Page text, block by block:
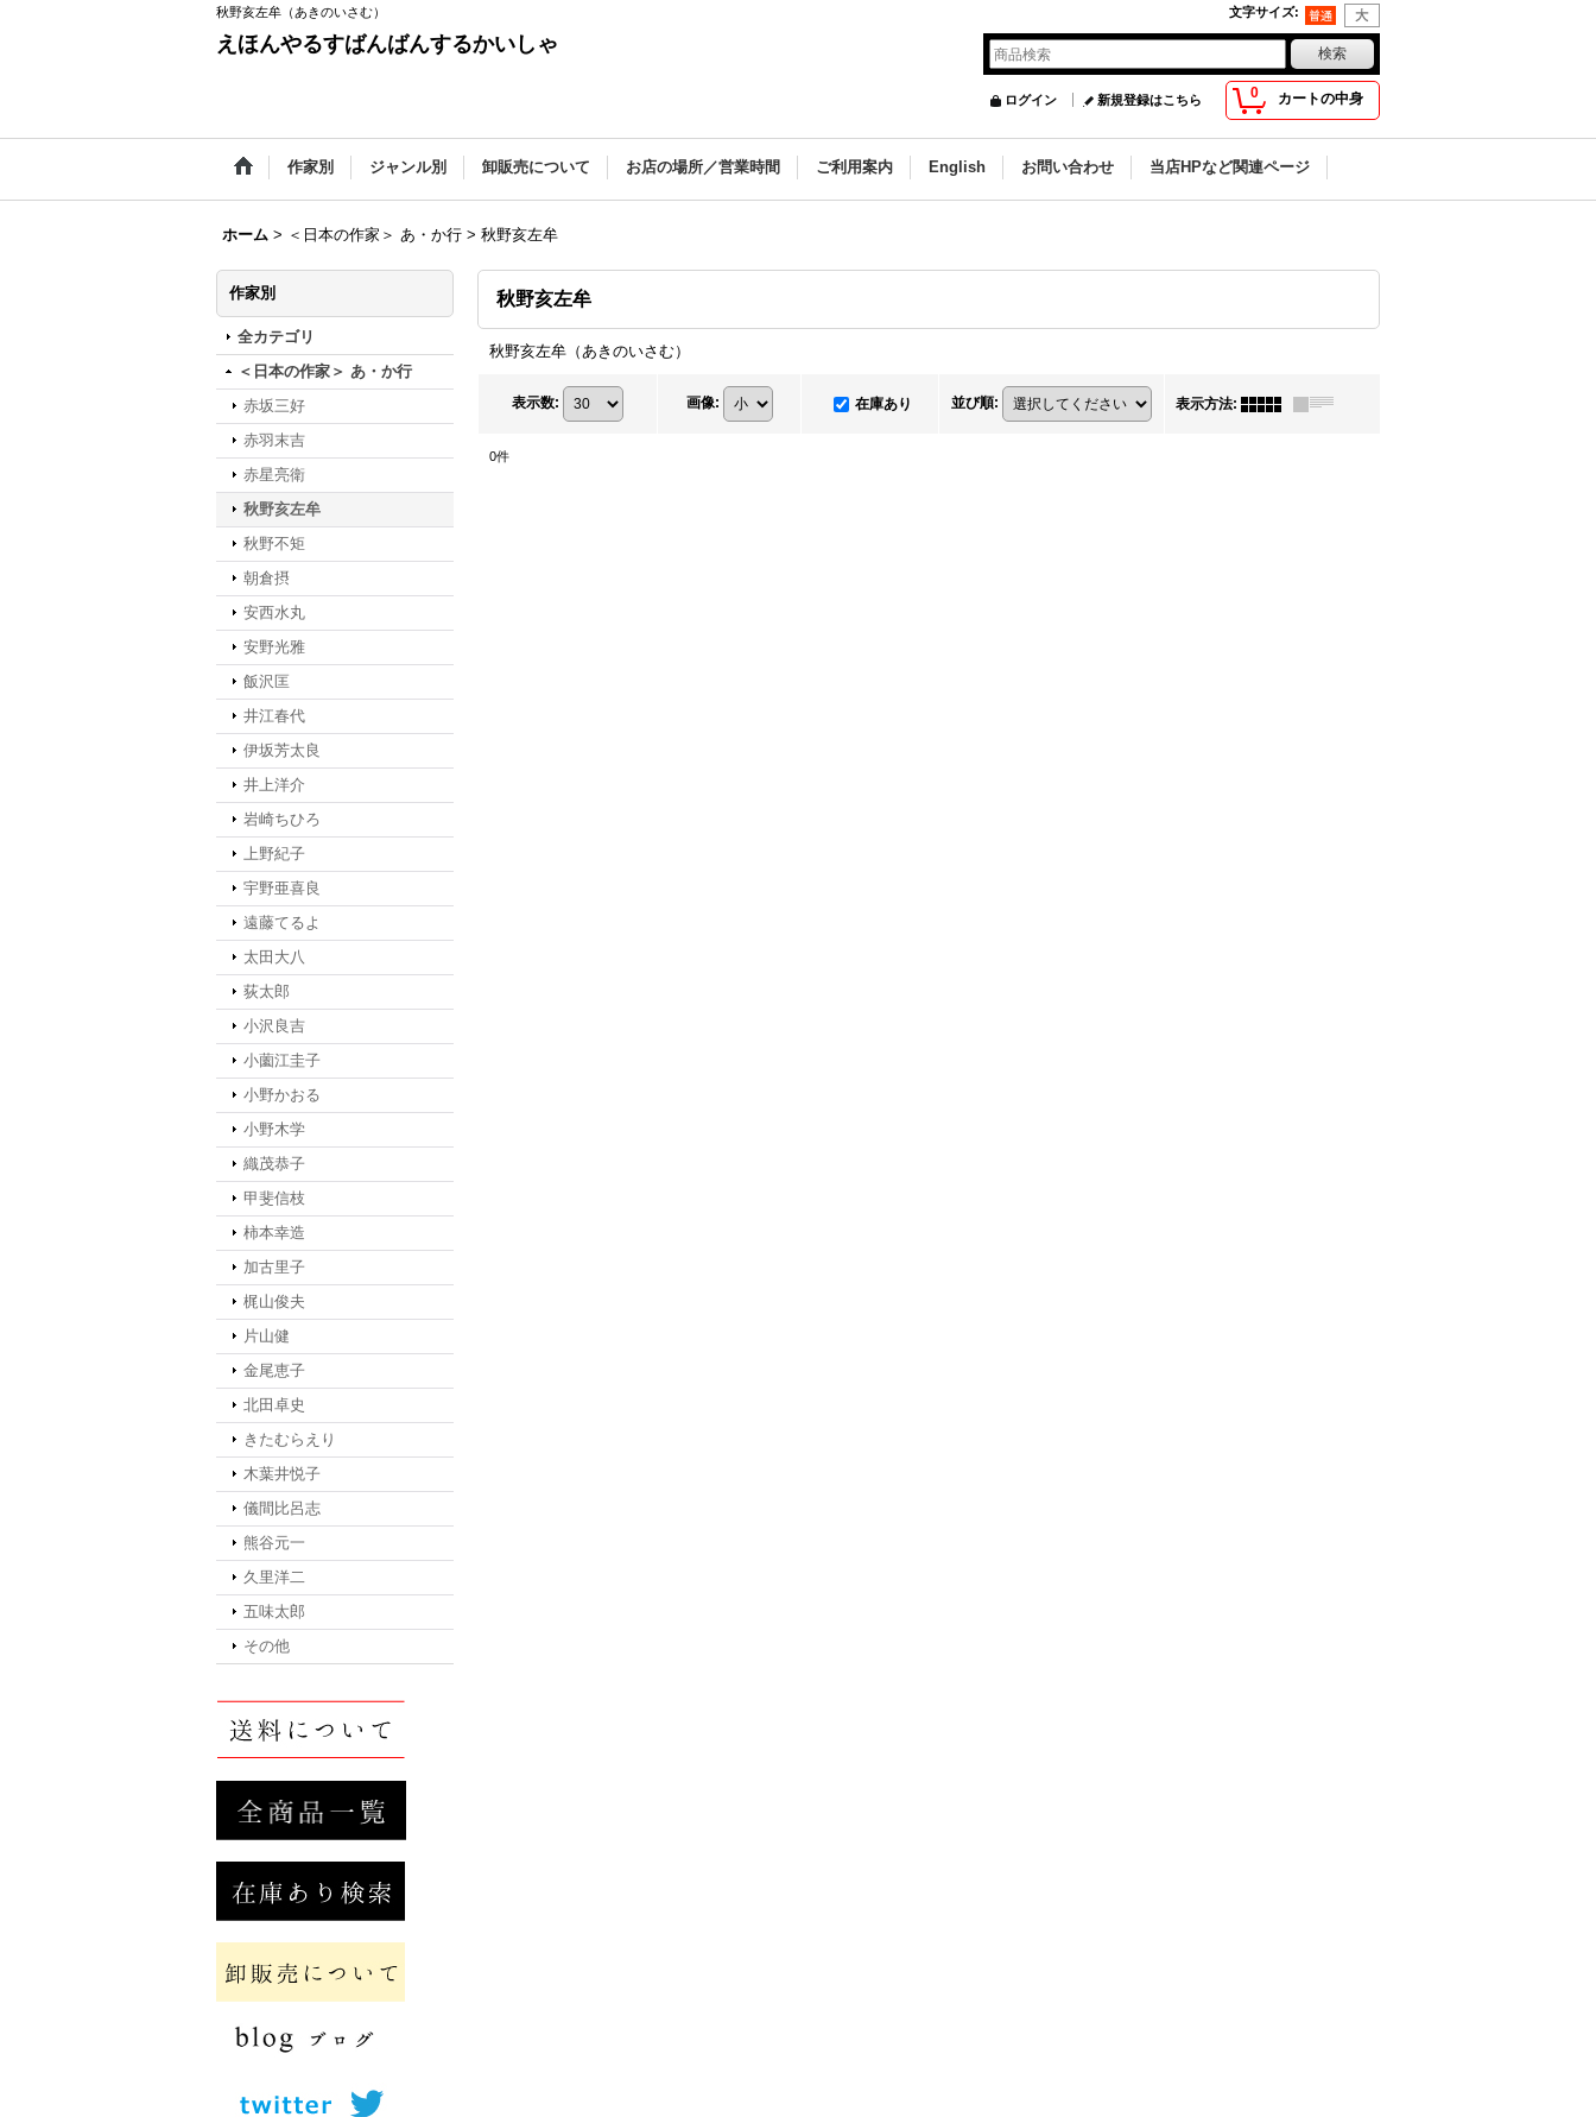
秋野亥左牟（あきのいさむ） 文字サイズ:
えほんやるすばんばんするかいしゃ
0 カートの中身
ログイン 新規登録はこちら
作家別 ジャンル別 卸販売について お店の場所／営業時間 ご利用案内 English お問い合わせ 当店HPなど関連ページ
ホーム > ＜日本の作家＞ あ・か行 > 秋野亥左牟
作家別
全カテゴリ
＜日本の作家＞ あ・か行
赤坂三好
赤羽末吉
赤星亮衛
秋野亥左牟
秋野不矩
朝倉摂
安西水丸
安野光雅
飯沢匡
井江春代
伊坂芳太良
井上洋介
岩崎ちひろ
上野紀子
宇野亜喜良
遠藤てるよ
太田大八
荻太郎
小沢良吉
小薗江圭子
小野かおる
小野木学
織茂恭子
甲斐信枝
柿本幸造
加古里子
梶山俊夫
片山健
金尾恵子
北田卓史
きたむらえり
木葉井悦子
儀間比呂志
熊谷元一
久里洋二
五味太郎
その他
秋野亥左牟
秋野亥左牟（あきのいさむ）
表示数: 画像: 在庫あり 並び順: 表示方法:
0件